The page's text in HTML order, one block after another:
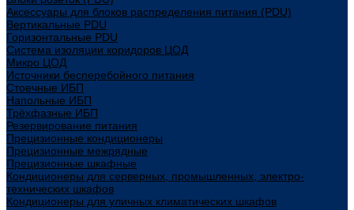
Аксессуары для блоков распределения питания (PDU)
Вертикальные PDU
Горизонтальные PDU
Система изоляции коридоров ЦОД
Микро ЦОД
Источники бесперебойного питания
Стоечные ИБП
Напольные ИБП
Трёхфазные ИБП
Резервирование питания
Прецизионные кондиционеры
Прецизионные межрядные
Прецизионные шкафные
Кондиционеры для серверных, промышленных, электро-
технических шкафов
Кондиционеры для уличных климатических шкафов